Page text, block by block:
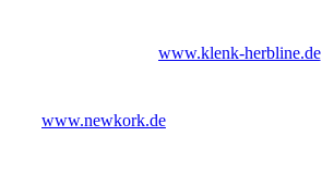
www.klenk-herbline.de
www.newkork.de